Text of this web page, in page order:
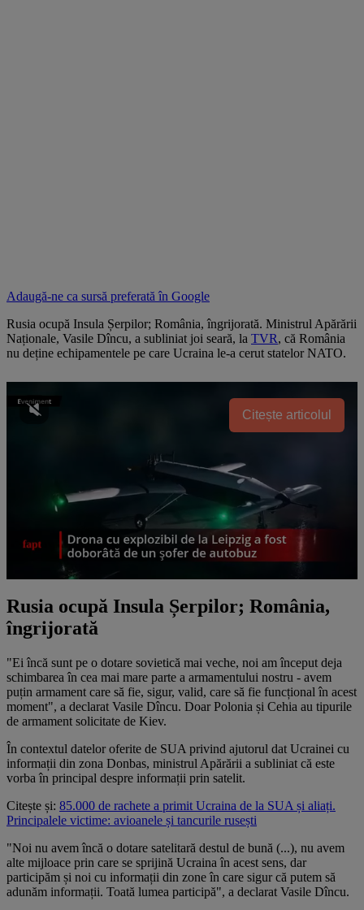
Adaugă-ne ca sursă preferată în Google
Rusia ocupă Insula Șerpilor; România, îngrijorată. Ministrul Apărării
Naționale, Vasile Dîncu, a subliniat joi seară, la TVR, că România
nu deține echipamentele pe care Ucraina le-a cerut statelor NATO.
Citește articolul
Rusia ocupă Insula Șerpilor; România,
îngrijorată
"Ei încă sunt pe o dotare sovietică mai veche, noi am început deja
schimbarea în cea mai mare parte a armamentului nostru - avem
puțin armament care să fie, sigur, valid, care să fie funcțional în acest
moment", a declarat Vasile Dîncu. Doar Polonia și Cehia au tipurile
de armament solicitate de Kiev.
În contextul datelor oferite de SUA privind ajutorul dat Ucrainei cu
informații din zona Donbas, ministrul Apărării a subliniat că este
vorba în principal despre informații prin satelit.
Citește și: 85.000 de rachete a primit Ucraina de la SUA și aliați.
Principalele victime: avioanele și tancurile rusești
"Noi nu avem încă o dotare satelitară destul de bună (...), nu avem
alte mijloace prin care se sprijină Ucraina în acest sens, dar
participăm și noi cu informații din zone în care sigur că putem să
adunăm informații. Toată lumea participă", a declarat Vasile Dîncu.